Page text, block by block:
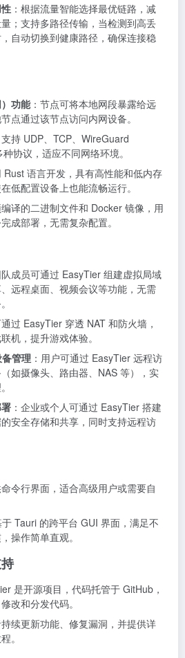
：根据流量智能选择最优链路，减
；支持多路径传输，当检测到高丢
自动切换到健康路径，确保连接稳
功能：节点可将本地网段暴露给远
点通过该节点访问内网设备。
支持 UDP、TCP、WireGuard
协议，适应不同网络环境。
Rust 语言开发，具有高性能和低内存
低配置设备上也能流畅运行。
编译的二进制文件和 Docker 镜像，用
成部署，无需复杂配置。
队成员可通过 EasyTier 组建虚拟局域
远程桌面、视频会议等功能，无需
过 EasyTier 穿透 NAT 和防火墙，
机，提升游戏体验。
管理 ：用户可通过 EasyTier 远程访
如摄像头、路由器、NAS 等），实
：企业或个人可通过 EasyTier 搭建
安全存储和共享，同时支持远程访
命令行界面，适合高级用户或需要自
于 Tauri 的跨平台 GUI 界面，满足不
操作简单直观。
是开源项目，代码托管于 GitHub，
改和分发代码。
持续更新功能、修复漏洞，并提供详
。